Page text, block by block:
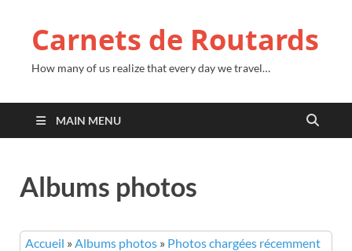
Carnets de Routards
How many of us realize that every day we travel…
MAIN MENU
Albums photos
Accueil » Albums photos » Photos chargées récemment